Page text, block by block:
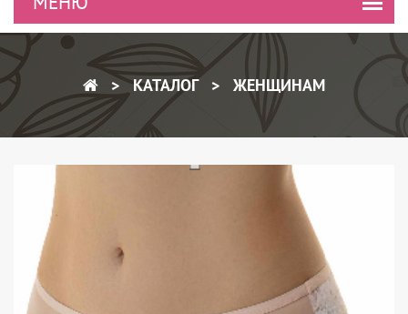
КАТАЛОГ ЖЕНЩИНАМ